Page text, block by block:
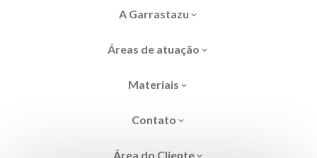
A Garrastazu
Áreas de atuação
Materiais
Contato
Área do Cliente